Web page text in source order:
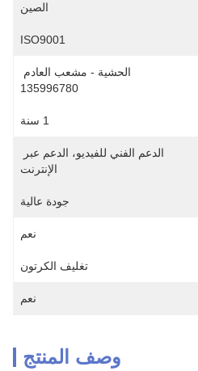
الصين
ISO9001
135996780
1 سنة
الإنترنت
جودة عالية
نعم
تغليف الكرتون
نعم
وصف المنتج